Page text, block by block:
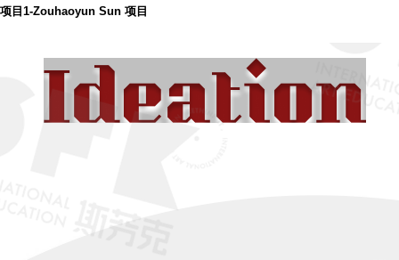
项目1-Zouhaoyun Sun 项目